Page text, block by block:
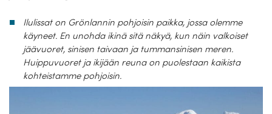
Ilulissat on Grönlannin pohjoisin paikka, jossa olemme
käyneet. En unohda ikinä sitä näkyä, kun näin valkoiset
jäävuoret, sinisen taivaan ja tummansinisen meren.
Huippuvuoret ja ikijään reuna on puolestaan kaikista
kohteistamme pohjoisin.